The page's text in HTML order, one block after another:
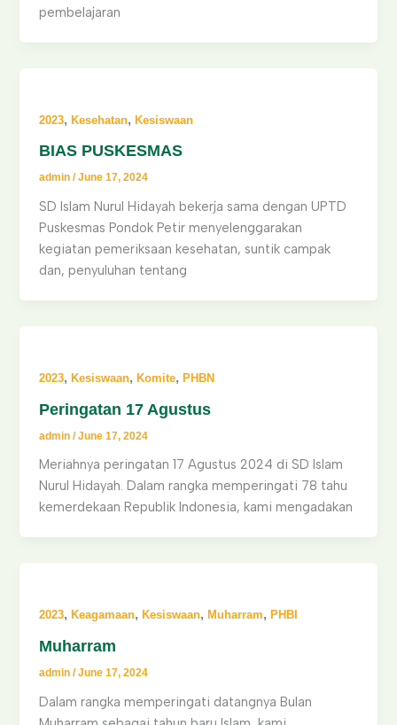
pembelajaran
2023,Kesehatan,Kesiswaan
BIAS PUSKESMAS
admin/June 17, 2024
SD Islam Nurul Hidayah bekerja sama dengan UPTD
Puskesmas Pondok Petir menyelenggarakan
kegiatan pemeriksaan kesehatan, suntik campak
dan, penyuluhan tentang
2023,Kesiswaan,Komite,PHBN
Peringatan 17 Agustus
admin/June 17, 2024
Meriahnya peringatan 17 Agustus 2024 di SD Islam
Nurul Hidayah. Dalam rangka memperingati 78 tahu
kemerdekaan Republik Indonesia, kami mengadakan
2023,Keagamaan,Kesiswaan,Muharram,PHBI
Muharram
admin/June 17, 2024
Dalam rangka memperingati datangnya Bulan